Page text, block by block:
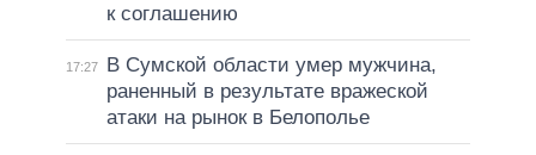
к соглашению
17:27
В Сумской области умер мужчина,
раненный в результате вражеской
атаки на рынок в Белополье